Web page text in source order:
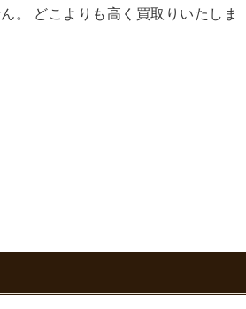
。 どこよりも高く買取りいたしま